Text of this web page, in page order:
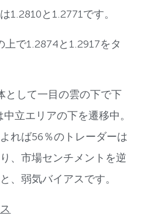
1.2810と1.2771です。
上で1.2874と1.2917をタ
として一目の雲の下で下
立エリアの下を遷移中。
れば56％のトレーダーは
、市場センチメントを逆
、弱気バイアスです。